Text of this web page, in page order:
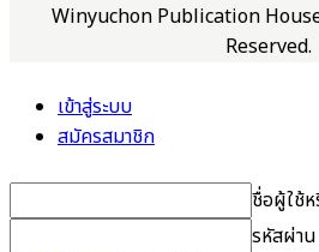
Winyuchon Publication
Reserved.
เข้าสู่ระบบ
สมัครสมาชิก
ชื่อผู้ใช้
รหัสผ่าน